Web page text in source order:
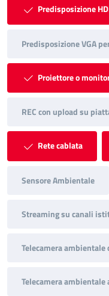
Predisposizione
Predisposizione VGA
Proiettore o
REC con upload su
Rete cablata
Sensore Ambientale
Streaming su canali
Telecamera ambientale
Telecamera